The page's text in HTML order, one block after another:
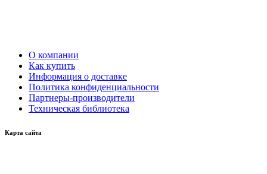
О компании
Как купить
Информация о доставке
Политика конфиденциальности
Партнеры-производители
Техническая библиотека
Карта сайта